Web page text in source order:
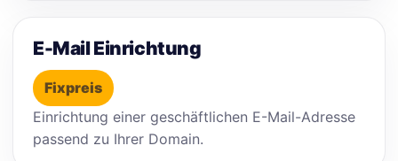
E-Mail Einrichtung
Fixpreis
Einrichtung einer geschäftlichen E-Mail-Adresse
passend zu Ihrer Domain.